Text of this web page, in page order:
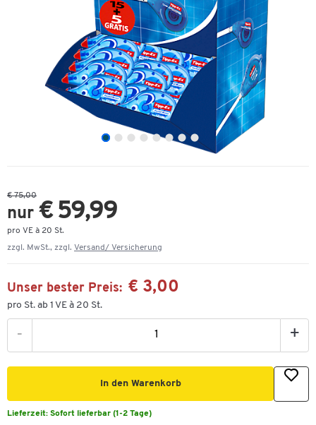
€ 75,00
nur € 59,99
pro VE à 20 St.
zzgl. MwSt., zzgl. Versand/ Versicherung
Unser bester Preis: € 3,00
pro St. ab 1 VE à 20 St.
- +
In den Warenkorb
Lieferzeit: Sofort lieferbar (1-2 Tage)